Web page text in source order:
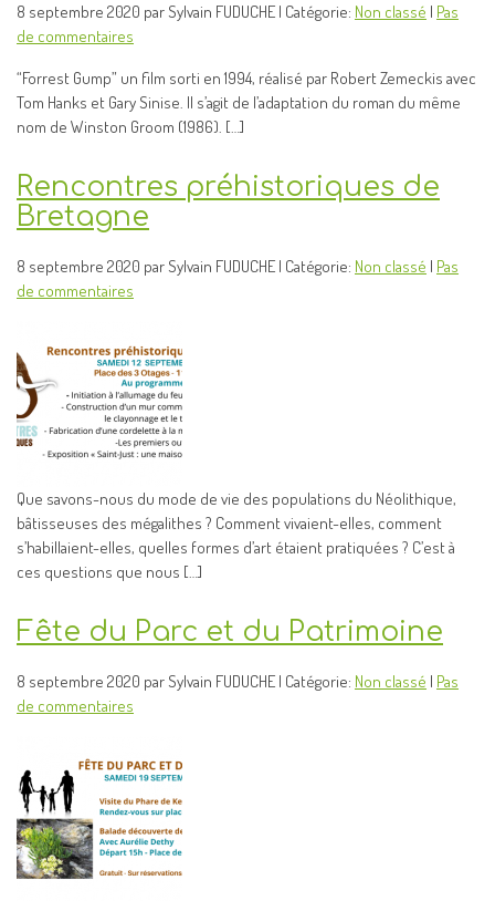
8 septembre 2020 par Sylvain FUDUCHE | Catégorie: Non classé | Pas
de commentaires
“Forrest Gump” un film sorti en 1994, réalisé par Robert Zemeckis avec
Tom Hanks et Gary Sinise. Il s’agit de l’adaptation du roman du même
nom de Winston Groom (1986). […]
Rencontres préhistoriques de
Bretagne
8 septembre 2020 par Sylvain FUDUCHE | Catégorie: Non classé | Pas
de commentaires
Que savons-nous du mode de vie des populations du Néolithique,
bâtisseuses des mégalithes ? Comment vivaient-elles, comment
s’habillaient-elles, quelles formes d’art étaient pratiquées ? C’est à
ces questions que nous […]
Fête du Parc et du Patrimoine
8 septembre 2020 par Sylvain FUDUCHE | Catégorie: Non classé | Pas
de commentaires